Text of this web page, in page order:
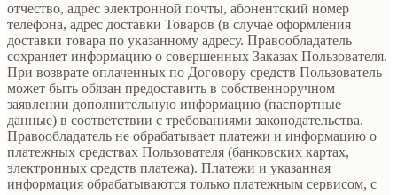
отчество, адрес электронной почты, абонентский номер
телефона, адрес доставки Товаров (в случае оформления
доставки товара по указанному адресу. Правообладатель
сохраняет информацию о совершенных Заказах Пользователя.
При возврате оплаченных по Договору средств Пользователь
может быть обязан предоставить в собственноручном
заявлении дополнительную информацию (паспортные
данные) в соответствии с требованиями законодательства.
Правообладатель не обрабатывает платежи и информацию о
платежных средствах Пользователя (банковских картах,
электронных средств платежа). Платежи и указанная
информация обрабатываются только платежным сервисом, с